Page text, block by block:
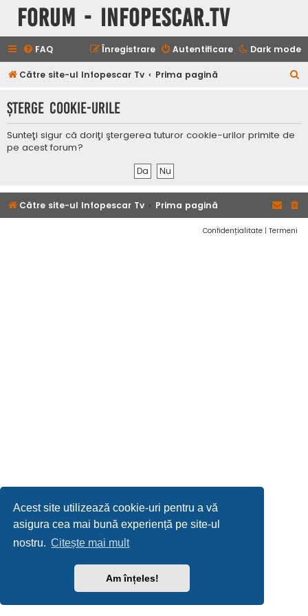
Acest site utilizează cookie-uri pentru a vă
asigura cea mai bună experiență pe site-ul
nostru. Citește mai mult
Am înțeles!
Forum - InfoPescar.Tv
Dark mode
FAQ Autentificare
Înregistrare
Către site-ul Infopescar Tv Prima pagină
t
Şterge cookie-urile
Sunteţi sigur că doriţi ştergerea tuturor cookie-urilor primite de
pe acest forum?
Către site-ul Infopescar Tv Prima pagină
Confidențialitate | Termeni